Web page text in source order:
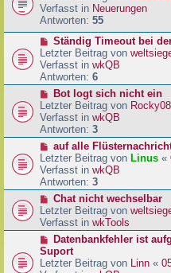
i
t
r
a
g
u
e
r
B
e
i
t
a
g
Verfasst in Neuerungen
Antworten: 55
N
e
u
e
r
B
e
i
t
a
g
Ständig Timeout bei
Letzter Beitrag von
Verfasst in wkQB
Antworten: 6
N
e
u
e
r
B
e
i
t
a
g
Bot logt sich nicht ein
Letzter Beitrag von
Verfasst in wkQB
Antworten: 3
N
e
u
e
r
B
e
i
r
a
auf alle
Letzter Beitrag von Linus «
Verfasst in wkQB
Antworten: 3
N
e
u
e
B
e
Chat nicht wechselbar
Letzter Beitrag von
Verfasst in wkTools
N
e
u
Datenbankfehler ist
Suport
Letzter Beitrag von Linn «